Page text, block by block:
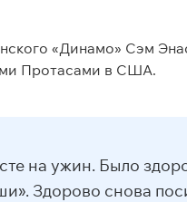
«Динамо» Сэм
Протасами в США.
на ужин. Было
Здорово снова